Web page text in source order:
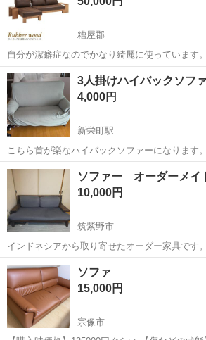
糟屋郡
自分が潔癖症なのでかなり綺麗に使っています
ときより柔らかくはなっていますが、まだまだ全
の写真が実物です。
福岡 糟屋郡 ソファ カウチソファ
3人掛けハイバックソフ
4,000円
新栄町駅
こちら首が楽なハイバックソファーになります。 肘掛けまでは
150cm、 座面の横の広さは110cm 座面奥行き
65cm 床から背もたれまでの間は95cm です。 緑色の洗い替えの専用
カバーも...
福岡 大牟田市 ソファ
ソファー オーダーメ
10,000円
筑紫野市
インドネシアから取り寄せたオーダー家具です。 幅 180センチ ひじ
掛け 70センチ 奥行き 85センチ 写真三枚目は傷ありますが 使用す
る分には問題ないです。 室内でも テラス用でも使えます。 もう一組
カバーセット付...
福岡 筑紫野市
ソファ
15,000円
宗像市